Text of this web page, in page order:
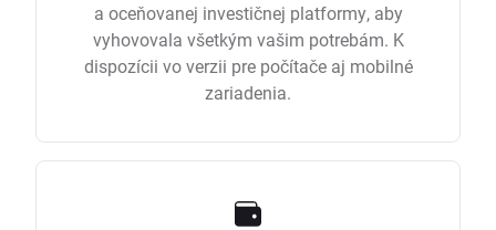
a oceňovanej investičnej platformy, aby
vyhovovala všetkým vašim potrebám. K
dispozícii vo verzii pre počítače aj mobilné
zariadenia.